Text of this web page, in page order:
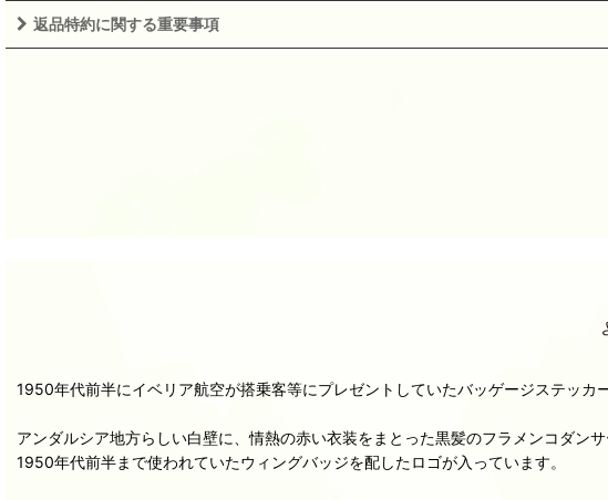
返品特約に関する重要事項
1950年代前半にイベリア航空が搭乗客等にプレゼントしていたバッゲージステッカー
アンダルシア地方らしい白壁に、情熱の赤い衣装をまとった黒髪のフラメンコダン
1950年代前半まで使われていたウィングバッジを配したロゴが入っています。